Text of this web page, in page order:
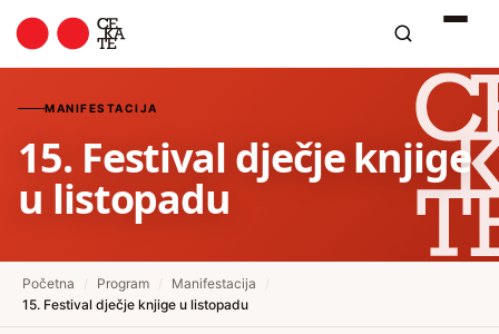
MANIFESTACIJA
15. Festival dječje knjige
u listopadu
Početna Program Manifestacija
15. Festival dječje knjige u listopadu